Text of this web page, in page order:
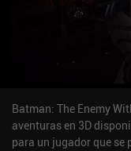
Batman: The Enemy
aventuras en 3D
para un jugador que